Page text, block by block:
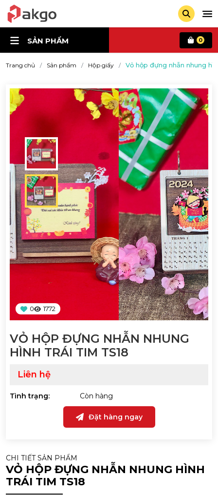
SẢN PHẨM 0
Trang chủ Sản phẩm Hộp giấy Vỏ hộp đựng nhẫn nhung
0 1772
VỎ HỘP ĐỰNG NHẪN NHUNG
HÌNH TRÁI TIM TS18
Liên hệ
Tình trạng: Còn hàng
Đặt hàng ngay
CHI TIẾT SẢN PHẨM
VỎ HỘP ĐỰNG NHẪN NHUNG HÌNH
TRÁI TIM TS18